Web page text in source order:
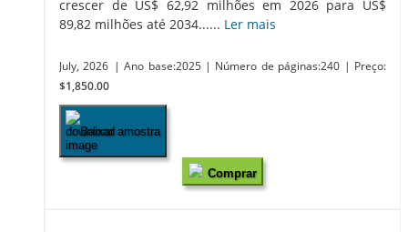
crescer de US$ 62,92 milhões em 2026 para US$
89,82 milhões até 2034...... Ler mais
July, 2026 | Ano base:2025 | Número de páginas:240 | Preço:
$1,850.00
Baixar amostra
Comprar